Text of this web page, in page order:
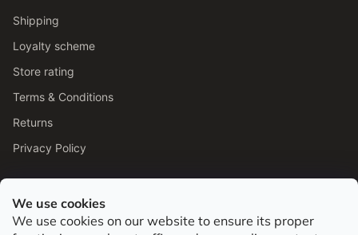
We use cookies
We use cookies on our website to ensure its proper
Shipping
Loyalty scheme
Store rating
Terms & Conditions
Returns
Privacy Policy
Od roku 2016 pomáhame vyberať barefoot topánky podľa